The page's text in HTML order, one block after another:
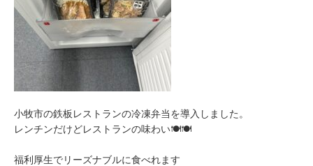
小牧市の鉄板レストランの冷凍弁当を導入しました。
レンチンだけどレストランの味わい🍽🍽
福利厚生でリーズナブルに食べれます